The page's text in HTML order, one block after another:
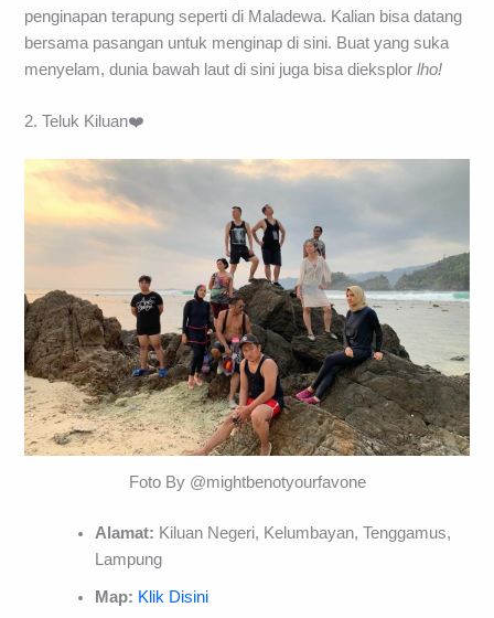
penginapan terapung seperti di Maladewa. Kalian bisa datang
bersama pasangan untuk menginap di sini. Buat yang suka
menyelam, dunia bawah laut di sini juga bisa dieksplorlho!
2. Teluk Kiluan❤️
Foto By @mightbenotyourfavone
Alamat: Kiluan Negeri, Kelumbayan, Tenggamus,
Lampung
Map: Klik Disini